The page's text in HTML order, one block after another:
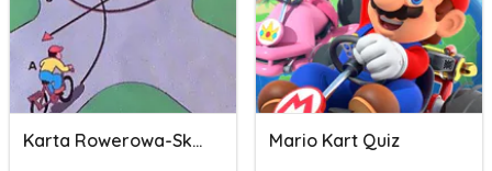
Karta Rowerowa-Skrzyżowania I Mario Kart Quiz